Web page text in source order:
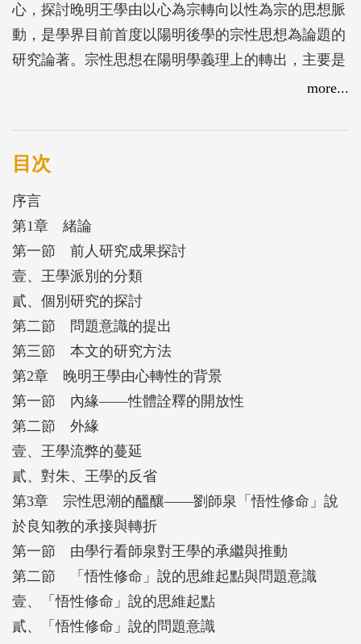
心，探討晚明王學由以心為宗轉向以性為宗的思想脈
動，是學界目前首度以陽明後學的宗性思想為論題的
研究論著。宗性思想在陽明學義理上的轉出，主要是
基於救正末流之弊的意識，運用了部分朱、王學的思
的思想新路。他們突破舊典範所開出的種種創新，引
動了晚明性學思潮的興起，不僅反映出明末清初學術
方面深入梳理宗性思想的發展脈絡，辨察造成學風轉
變的因素；一方面也從其對明末清初性學思潮的引
動，肯定他們為救朱、王學之偏而找尋思想新出路的
努力，以及在不同層面上對於東林、蕺山等學所產生
的思想前導作用，將其定位為明末清初學風轉換的思
想銜接軌道之一。
more...
目次
序言
第1章 緒論
第一節 前人研究成果探討
壹、王學派別的分類
貳、個別研究的探討
第二節 問題意識的提出
第三節 本文的研究方法
第2章 晚明王學由心轉性的背景
第一節 內緣——性體詮釋的開放性
第二節 外緣
壹、王學流弊的蔓延
貳、對朱、王學的反省
第3章 宗性思潮的醞釀——劉師泉「悟性修命」說
於良知教的承接與轉折
第一節 由學行看師泉對王學的承繼與推動
第二節 「悟性修命」說的思維起點與問題意識
壹、「悟性修命」說的思維起點
貳、「悟性修命」說的問題意識